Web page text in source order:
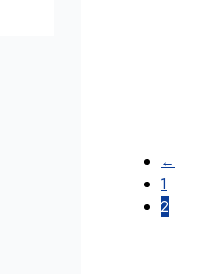
←
1
2